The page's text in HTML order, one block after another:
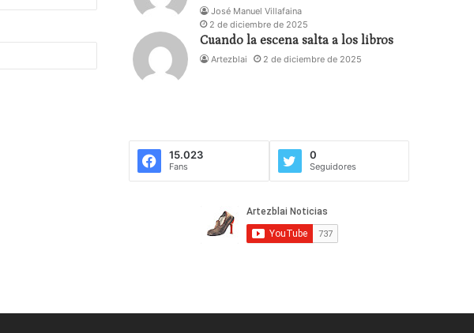
José Manuel Villafaina
2 de diciembre de 2025
Cuando la escena salta a los libros
Artezblai 2 de diciembre de 2025
15.023
Fans
0
Seguidores